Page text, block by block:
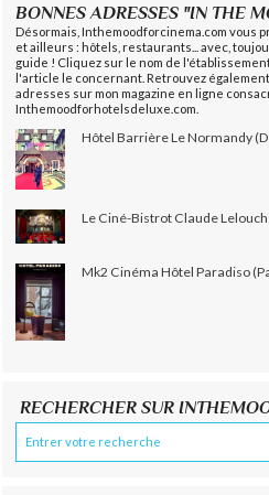
BONNES ADRESSES "IN THE
Désormais, Inthemoodforcinema.com vous
et ailleurs : hôtels, restaurants... avec,
guide ! Cliquez sur le nom de
l'article le concernant. Retrouvez
adresses sur mon magazine en ligne
Inthemoodforhotelsdeluxe.com.
Hôtel Barrière Le Normandy
Le Ciné-Bistrot Claude
Mk2 Cinéma Hôtel Paradiso
RECHERCHER SUR